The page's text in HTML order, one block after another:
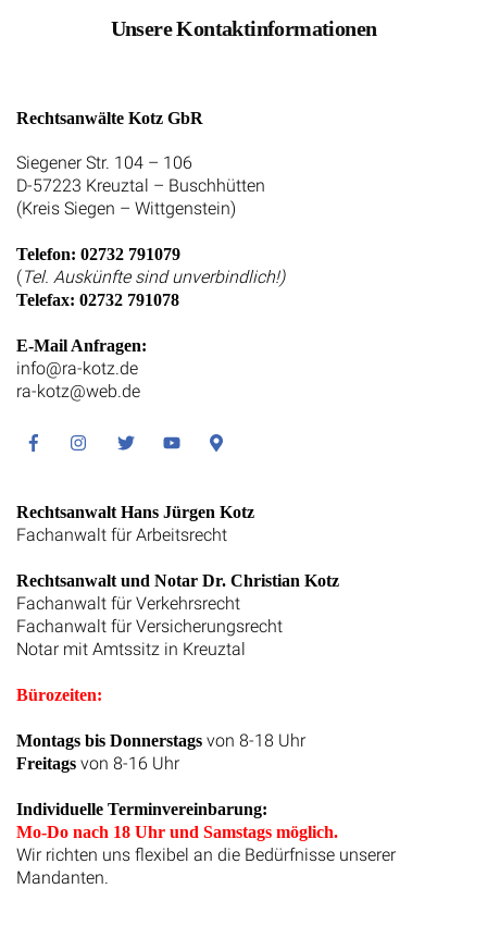
Unsere Kontaktinformationen
Rechtsanwälte Kotz GbR
Siegener Str. 104 – 106
D-57223 Kreuztal – Buschhütten
(Kreis Siegen – Wittgenstein)
Telefon: 02732 791079
(Tel. Auskünfte sind unverbindlich!)
Telefax: 02732 791078
E-Mail Anfragen:
info@ra-kotz.de
ra-kotz@web.de
FacebookInstagramTwitter YoutubeGoogle
Rechtsanwalt Hans Jürgen Kotz
Fachanwalt für Arbeitsrecht
Rechtsanwalt und Notar Dr. Christian Kotz
Fachanwalt für Verkehrsrecht
Fachanwalt für Versicherungsrecht
Notar mit Amtssitz in Kreuztal
Bürozeiten:
Montags bis Donnerstags von 8-18 Uhr
Freitags von 8-16 Uhr
Individuelle Terminvereinbarung:
Mo-Do nach 18 Uhr und Samstags möglich.
Wir richten uns flexibel an die Bedürfnisse unserer
Mandanten.